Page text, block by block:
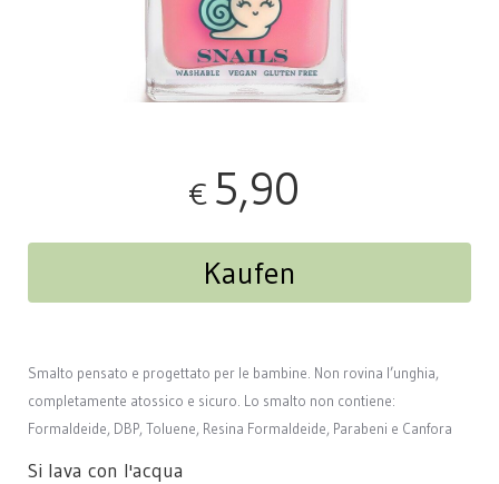
€ 5,90
Kaufen
Smalto pensato e progettato per le bambine. Non rovina l’unghia,
completamente atossico e sicuro. Lo smalto non contiene:
Formaldeide, DBP, Toluene, Resina Formaldeide, Parabeni e Canfora
Si lava con l'acqua